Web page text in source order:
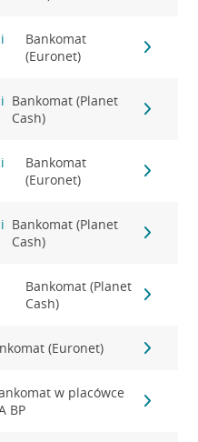
Bankomat
(Euronet)
Bankomat (Planet
Cash)
Bankomat
(Euronet)
Bankomat (Planet
Cash)
Bankomat (Planet
Cash)
(Euronet)
w placówce
BP